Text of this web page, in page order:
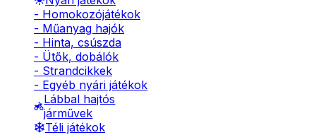
- Homokozójátékok
- Műanyag hajók
- Hinta, csúszda
- Ütők, dobálók
- Strandcikkek
- Egyéb nyári játékok
Lábbal hajtós
járművek
Téli játékok